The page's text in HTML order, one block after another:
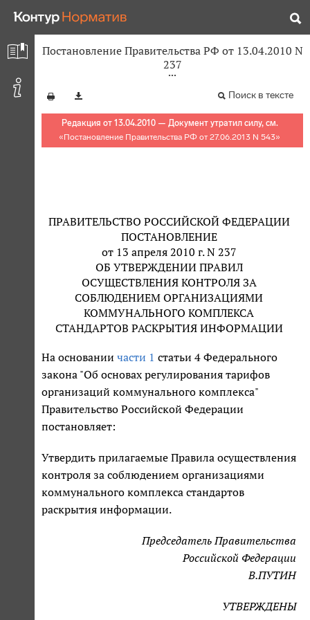
Постановление Правительства РФ от 13.04.2010 N
237
Поиск в тексте
Редакция от 13.04.2010 — Документ утратил силу, см.
«Постановление Правительства РФ от 27.06.2013 N 543»
ПРАВИТЕЛЬСТВО РОССИЙСКОЙ ФЕДЕРАЦИИ
ПОСТАНОВЛЕНИЕ
от 13 апреля 2010 г. N 237
ОБ УТВЕРЖДЕНИИ ПРАВИЛ
ОСУЩЕСТВЛЕНИЯ КОНТРОЛЯ ЗА
СОБЛЮДЕНИЕМ ОРГАНИЗАЦИЯМИ
КОММУНАЛЬНОГО КОМПЛЕКСА
СТАНДАРТОВ РАСКРЫТИЯ ИНФОРМАЦИИ
На основании части 1 статьи 4 Федерального
закона "Об основах регулирования тарифов
организаций коммунального комплекса"
Правительство Российской Федерации
постановляет:
Утвердить прилагаемые Правила осуществления
контроля за соблюдением организациями
коммунального комплекса стандартов
раскрытия информации.
Председатель Правительства
Российской Федерации
В.ПУТИН
УТВЕРЖДЕНЫ